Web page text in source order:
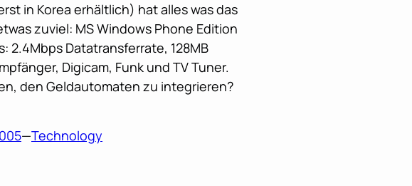
in Korea erhältlich) hat alles was das
zuviel: MS Windows Phone Edition
2.4Mbps Datatransferrate, 128MB
Digicam, Funk und TV Tuner.
den Geldautomaten zu integrieren?
—Technology